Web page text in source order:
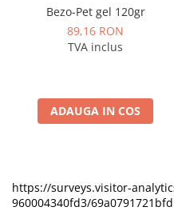
Bezo-Pet gel 120gr
89,16 RON
TVA inclus
ADAUGA IN COS
https://surveys.visitor-
960004340fd3/